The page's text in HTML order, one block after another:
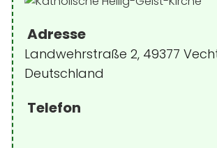
Adresse
Landwehrstraße 2, 49377
Deutschland
Telefon